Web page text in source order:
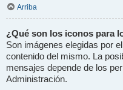
Arriba
¿Qué son los iconos para
Son imágenes elegidas por
contenido del mismo. La
mensajes depende de los
Administración.